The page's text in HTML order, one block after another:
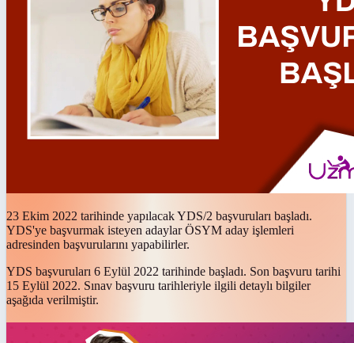
23 Ekim 2022 tarihinde yapılacak YDS/2 başvuruları başladı.
YDS'ye başvurmak isteyen adaylar ÖSYM aday işlemleri
adresinden başvurularını yapabilirler.
YDS başvuruları 6 Eylül 2022 tarihinde başladı. Son başvuru tarihi
15 Eylül 2022. Sınav başvuru tarihleriyle ilgili detaylı bilgiler
aşağıda verilmiştir.